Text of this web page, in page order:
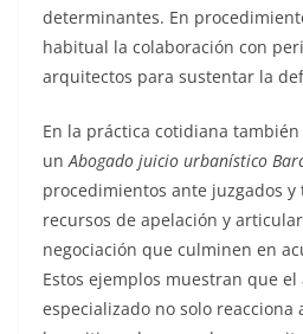
determinantes. En
habitual la colaboración con
arquitectos para sustentar la
En la práctica cotidiana
unAbogado juicio urbanístico
procedimientos ante juzgados
recursos de apelación y
negociación que culminen en
Estos ejemplos muestran que
especializado no solo reacciona